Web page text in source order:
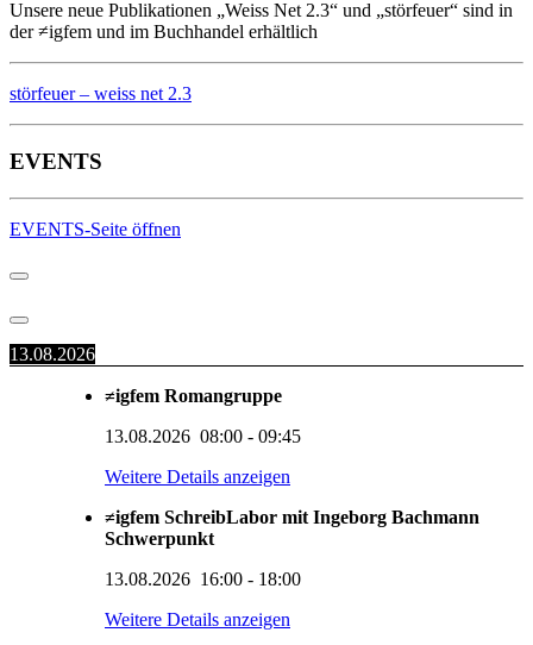
Unsere neue Publikationen „Weiss Net 2.3“ und „störfeuer“ sind in
der ≠igfem und im Buchhandel erhältlich
störfeuer – weiss net 2.3
EVENTS
EVENTS-Seite öffnen
13.08.2026
≠igfem Romangruppe
13.08.2026 08:00 - 09:45
Weitere Details anzeigen
≠igfem SchreibLabor mit Ingeborg Bachmann
Schwerpunkt
13.08.2026 16:00 - 18:00
Weitere Details anzeigen